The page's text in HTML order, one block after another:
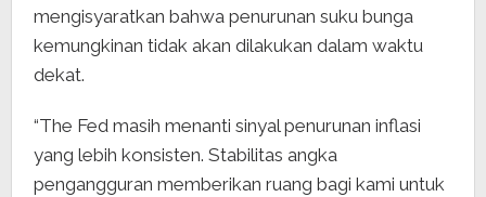
mengisyaratkan bahwa penurunan suku bunga
kemungkinan tidak akan dilakukan dalam waktu
dekat.
“The Fed masih menanti sinyal penurunan inflasi
yang lebih konsisten. Stabilitas angka
pengangguran memberikan ruang bagi kami untuk